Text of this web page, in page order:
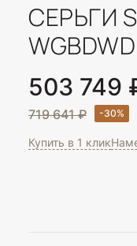
СЕРЬГИ
503 749
719 641 ₽
Купить в 1 клик